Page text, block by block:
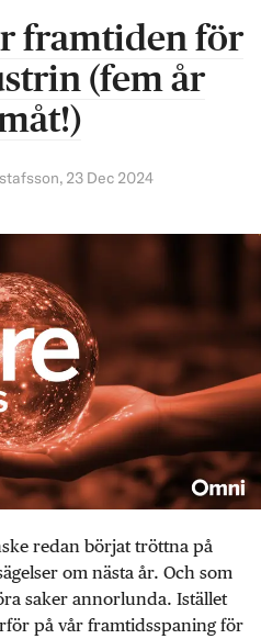
framtiden för
(fem år
, 23 Dec 2024
redan börjat tröttna på
om nästa år. Och som
saker annorlunda. Istället
på vår framtidsspaning för